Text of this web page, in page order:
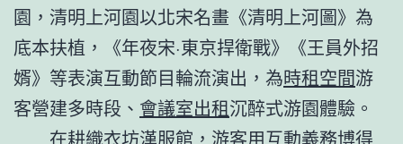
園，清明上河園以北宋名畫《清明上河圖》為
底本扶植，《年夜宋·東京捍衛戰》《王員外招
婿》等表演互動節目輪流演出，為時租空間游
客營建多時段、 會議室出租沉醉式游園體驗。
在耕織衣坊漢服館，游客用互動義務博得